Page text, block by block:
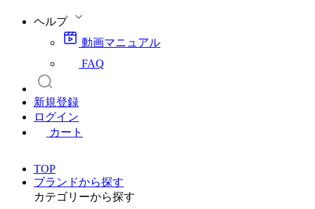
ヘルプ
動画マニュアル
FAQ
新規登録
ログイン
カート
TOP
ブランドから探す
カテゴリーから探す